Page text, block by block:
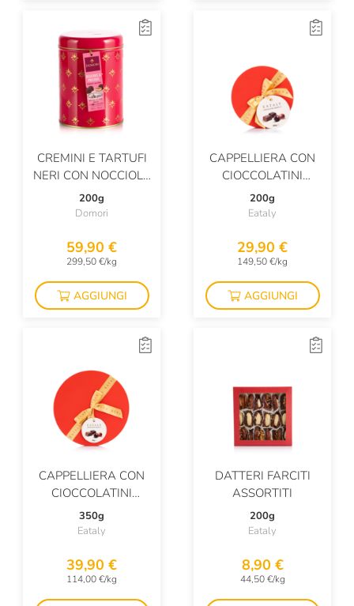
CREMINI E TARTUFI
NERI CON NOCCIOLE
PIEMONTE IGP
200g
Domori
59,90 €
299,50 €/kg
AGGIUNGI
CAPPELLIERA CON
CIOCCOLATINI
ASSORTITI
200g
Eataly
29,90 €
149,50 €/kg
AGGIUNGI
CAPPELLIERA CON
CIOCCOLATINI
ASSORTITI
350g
Eataly
39,90 €
114,00 €/kg
DATTERI FARCITI
ASSORTITI
200g
Eataly
8,90 €
44,50 €/kg